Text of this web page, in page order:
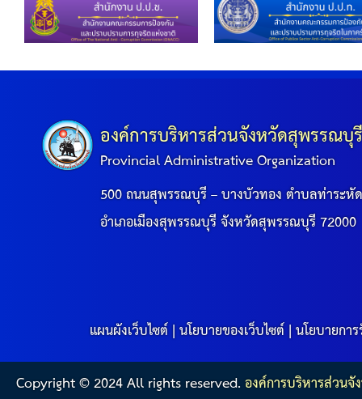
องค์การบริหารส่วนจังหวัดสุพรรณบุ
Provincial Administrative Organization
500 ถนนสุพรรณบุรี – บางบัวทอง ตำบลท่าระหั
อำเภอเมืองสุพรรณบุรี จังหวัดสุพรรณบุรี 72000
แผนผังเว็บไซต์|นโยบายของเว็บไซต์|นโยบายกา
Copyright © 2024 All rights reserved.องค์การบริหารส่วน